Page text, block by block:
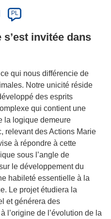
PL
invitée dans
qui nous différencie de
Notre unicité réside
des esprits
qui contient une
la logique demeure
relevant des Actions Marie
à répondre à cette
sous l’angle de
le développement du
habileté essentielle à la
Le projet étudiera la
et générera des
l’origine de l’évolution de la